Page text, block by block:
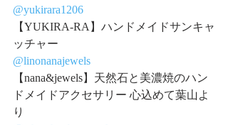
@yukirara1206
【YUKIRA-RA】ハンドメイドサンキャ
ッチャー
@linonanajewels
【nana&jewels】天然石と美濃焼のハン
ドメイドアクセサリー 心込めて葉山よ
り